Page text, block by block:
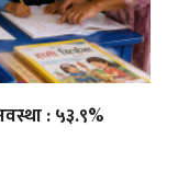
: ५३.९%